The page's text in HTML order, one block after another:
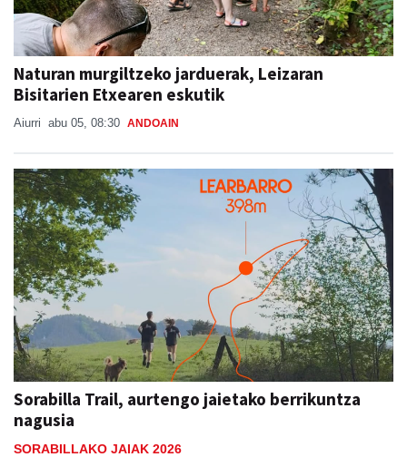
Naturan murgiltzeko jarduerak, Leizaran
Bisitarien Etxearen eskutik
Aiurri abu 05, 08:30 ANDOAIN
Sorabilla Trail, aurtengo jaietako berrikuntza
nagusia
SORABILLAKO JAIAK 2026